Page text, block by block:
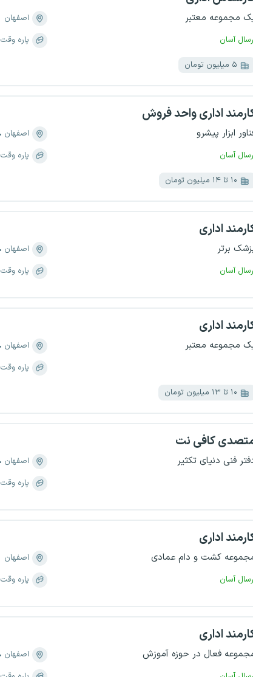
مجموعه معتبر
آسان
اصفهان
پاره وقت
۵ میلیون تومان
اداری واحد فروش
ابزار پیشرو
آسان
اصفهان
پاره وقت
۱۰ تا ۱۴ میلیون تومان
اداری
برتر
آسان
اصفهان
پاره وقت
اداری
مجموعه معتبر اصفهان
پاره وقت
۱۰ تا ۱۳ میلیون تومان
کافی نت
فنی دنیای تکثیر اصفهان
پاره وقت
اداری
کشت و دام عمادی
آسان
اصفهان
پاره وقت
اداری
فعال در حوزه آموزش اصفهان